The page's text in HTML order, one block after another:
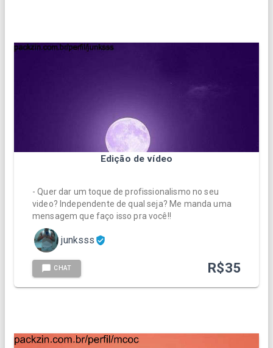
Edição de vídeo
- Quer dar um toque de profissionalismo no seu
video? Independente de qual seja? Me manda uma
mensagem que faço isso pra você!!
junksss
CHAT R$35